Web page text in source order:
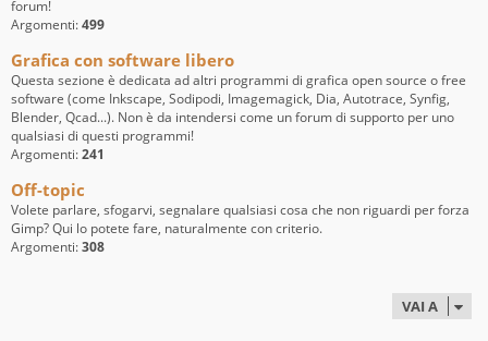
forum!
Argomenti:499
Grafica con software libero
Questa sezione è dedicata ad altri programmi di grafica open source o free
software (come Inkscape, Sodipodi, Imagemagick, Dia, Autotrace, Synfig,
Blender, Qcad...). Non è da intendersi come un forum di supporto per uno
qualsiasi di questi programmi!
Argomenti:241
Off-topic
Volete parlare, sfogarvi, segnalare qualsiasi cosa che non riguardi per forza
Gimp? Qui lo potete fare, naturalmente con criterio.
Argomenti:308
VAI A